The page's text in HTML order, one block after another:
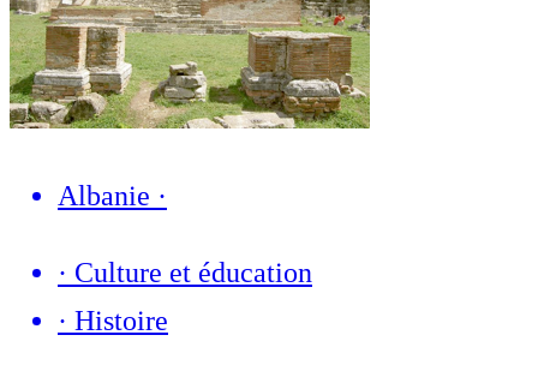
Albanie ·
· Culture et éducation
· Histoire